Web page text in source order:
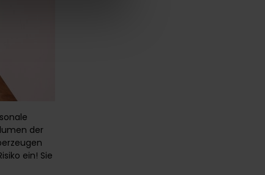
der
ein! Sie